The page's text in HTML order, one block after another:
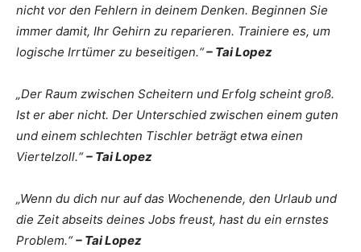
nicht vor den Fehlern in deinem Denken. Beginnen Sie
immer damit, Ihr Gehirn zu reparieren. Trainiere es, um
logische Irrtümer zu beseitigen.“– Tai Lopez
„Der Raum zwischen Scheitern und Erfolg scheint groß.
Ist er aber nicht. Der Unterschied zwischen einem guten
und einem schlechten Tischler beträgt etwa einen
Viertelzoll.“– Tai Lopez
„Wenn du dich nur auf das Wochenende, den Urlaub und
die Zeit abseits deines Jobs freust, hast du ein ernstes
Problem.“– Tai Lopez